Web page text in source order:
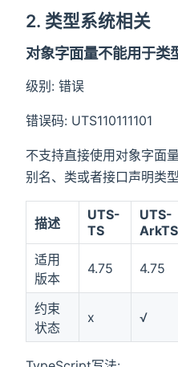
2. 类型系统相关
对象字面量不能用于类
级别: 错误
错误码: UTS110111101
不支持直接使用对象字面
别名、类或者接口声明类型
描述
UTS-
TS
UTS-
ArkTS
适用
版本
4.75 4.75
约束
状态
x √